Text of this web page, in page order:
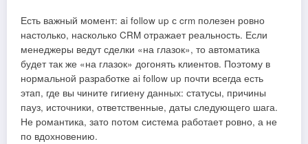
Есть важный момент: ai follow up с crm полезен ровно
настолько, насколько CRM отражает реальность. Если
менеджеры ведут сделки «на глазок», то автоматика
будет так же «на глазок» догонять клиентов. Поэтому в
нормальной разработке ai follow up почти всегда есть
этап, где вы чините гигиену данных: статусы, причины
пауз, источники, ответственные, даты следующего шага.
Не романтика, зато потом система работает ровно, а не
по вдохновению.